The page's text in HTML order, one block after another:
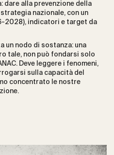
dare alla prevenzione della
nazionale, con un
2028), indicatori e target da
un nodo di sostanza: una
tale, non può fondarsi solo
Deve leggere i fenomeni,
sulla capacità del
concentrato le nostre